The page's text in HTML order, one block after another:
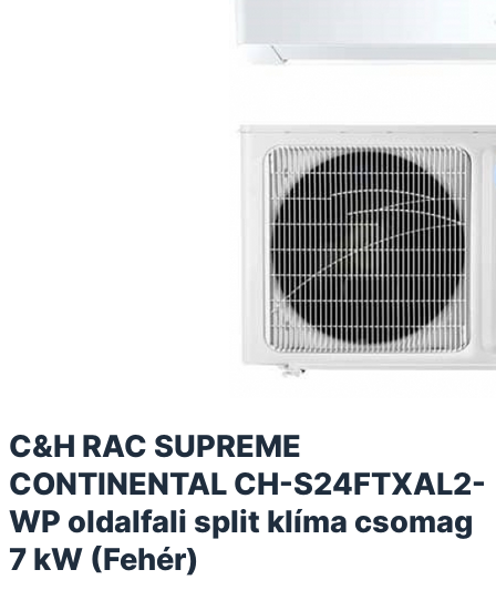
C&H RAC SUPREME
CONTINENTAL CH-S24FTXAL2-
WP oldalfali split klíma csomag
7 kW (Fehér)